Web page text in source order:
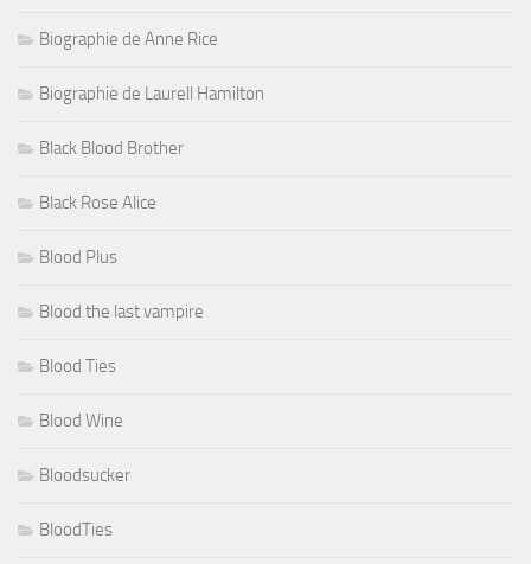
Biographie de Anne Rice
Biographie de Laurell Hamilton
Black Blood Brother
Black Rose Alice
Blood Plus
Blood the last vampire
Blood Ties
Blood Wine
Bloodsucker
BloodTies